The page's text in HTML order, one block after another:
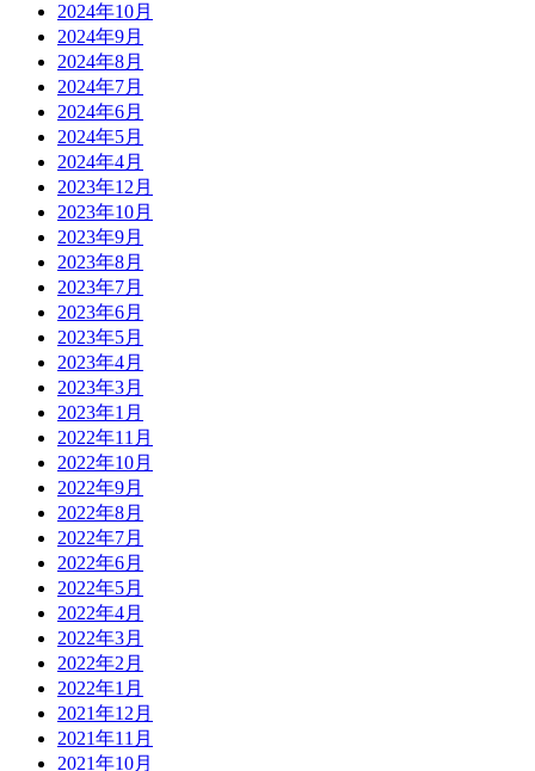
2024年10月
2024年9月
2024年8月
2024年7月
2024年6月
2024年5月
2024年4月
2023年12月
2023年10月
2023年9月
2023年8月
2023年7月
2023年6月
2023年5月
2023年4月
2023年3月
2023年1月
2022年11月
2022年10月
2022年9月
2022年8月
2022年7月
2022年6月
2022年5月
2022年4月
2022年3月
2022年2月
2022年1月
2021年12月
2021年11月
2021年10月